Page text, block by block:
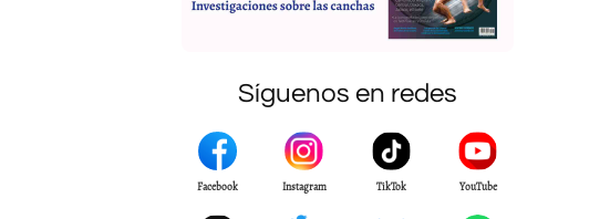
Síguenos en redes
Facebook Instagram TikTok YouTube